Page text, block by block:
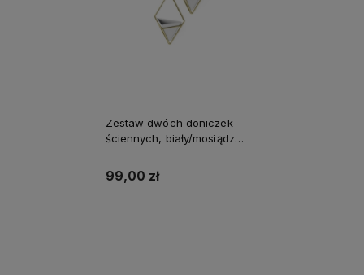
Zestaw dwóch doniczek
ściennych, biały/mosiądz
99,00 zł